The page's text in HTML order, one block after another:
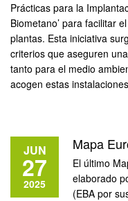
Prácticas para la
Biometano’ para facilitar
plantas. Esta iniciativa
criterios que aseguren
tanto para el medio
acogen estas
JUN
27
2025
Mapa
El último
elaborado
(EBA por